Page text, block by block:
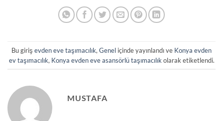
Bu giriş evden eve taşımacılık, Genel içinde yayınlandı ve Konya evden
ev taşımacılık, Konya evden eve asansörlü taşımacılıkolarak etiketlendi.
MUSTAFA